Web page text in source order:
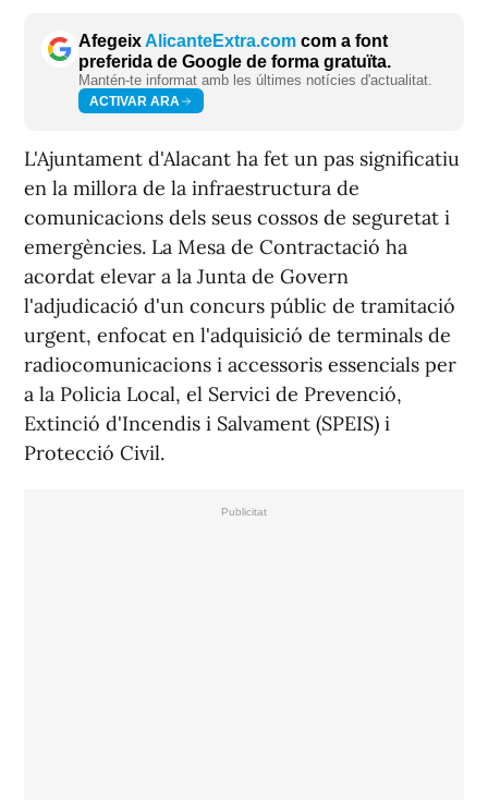
AfegeixAlicanteExtra.com com a font
preferida de Google de forma gratuïta.
Mantén-te informat amb les últimes notícies d'actualitat.
ACTIVAR ARA
L'Ajuntament d'Alacant ha fet un pas significatiu
en la millora de la infraestructura de
comunicacions dels seus cossos de seguretat i
emergències. La Mesa de Contractació ha
acordat elevar a la Junta de Govern
l'adjudicació d'un concurs públic de tramitació
urgent, enfocat en l'adquisició de terminals de
radiocomunicacions i accessoris essencials per
a la Policia Local, el Servici de Prevenció,
Extinció d'Incendis i Salvament (SPEIS) i
Protecció Civil.